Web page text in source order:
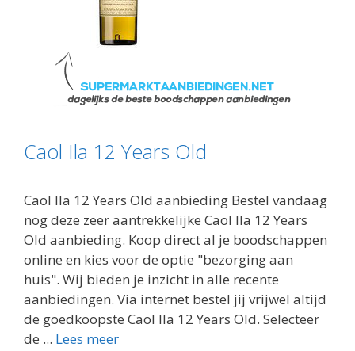
Caol Ila 12 Years Old
Caol Ila 12 Years Old aanbieding Bestel vandaag
nog deze zeer aantrekkelijke Caol Ila 12 Years
Old aanbieding. Koop direct al je boodschappen
online en kies voor de optie "bezorging aan
huis". Wij bieden je inzicht in alle recente
aanbiedingen. Via internet bestel jij vrijwel altijd
de goedkoopste Caol Ila 12 Years Old. Selecteer
de ... Lees meer